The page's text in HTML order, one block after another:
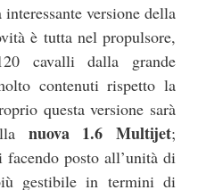
versione della
è tutta nel propulsore,
cavalli dalla grande
contenuti rispetto la
questa versione sarà
nuova 1.6 Multijet;
posto all’unità di
gestibile in termini di